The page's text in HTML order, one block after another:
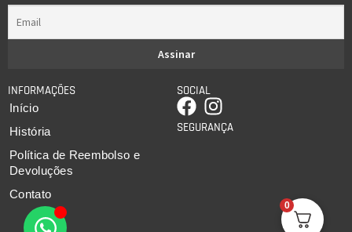
INFORMAÇÕES
Início
História
Política de Reembolso e
Devoluções
Contato
SOCIAL
SEGURANÇA
0